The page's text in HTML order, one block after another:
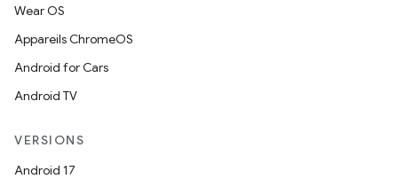
Wear OS
Appareils ChromeOS
Android for Cars
Android TV
VERSIONS
Android 17